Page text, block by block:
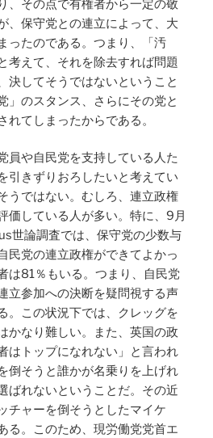
、その点で有権者から一定の敬
、保守党との連立によって、大
ったのである。つまり、「汚
考えて、それを除去すれば問題
決してそうではないということ
」のスタンス、さらにその党と
れてしまったからである。
員や自民党を支持している人た
引きずりおろしたいと考えてい
うではない。むしろ、連立政権
価している人が多い。特に、9月
世論調査では、保守党の少数与
民党の連立政権ができてよかっ
は81％もいる。つまり、自民党
立参加への決断を疑問視する声
。この状況下では、クレッグを
かなり難しい。また、英国の政
はトップになれない」と言われ
倒そうと誰かが名乗りを上げれ
ばれないということだ。その近
チャーを倒そうとしたマイケ
る。このため、現労働党党首エ